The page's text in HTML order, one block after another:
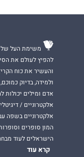
משימת העל של
להפיץ לעולם את
והעשיר את כוח
ולמידה, בדיוק
אדם ומילים
אלקטרוניים /
אלקטרוניים בשפה
המון סופרים
הישראלים לעוד
קרא עוד